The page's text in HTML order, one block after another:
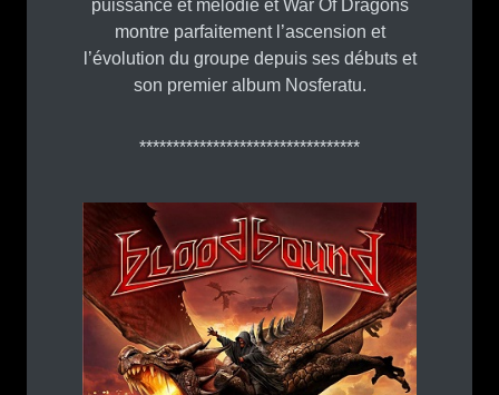
puissance et mélodie et War Of Dragons
montre parfaitement l’ascension et
l’évolution du groupe depuis ses débuts et
son premier album Nosferatu.
*********************************